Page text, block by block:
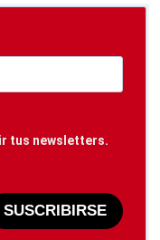
tus newsletters.
SUSCRIBIRSE